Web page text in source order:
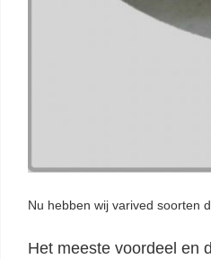
Nu hebben wij varived soorten
Het meeste voordeel en